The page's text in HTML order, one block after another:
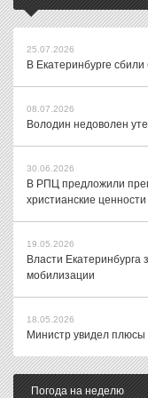
25.07.2026
В Екатеринбурге
08.07.2026
Володин недоволен
30.06.2026
В РПЦ предложили
христианские ценности
19.05.2026
Власти Екатеринбурга
мобилизации
18.05.2026
Министр увидел плюсы
Погода на неделю